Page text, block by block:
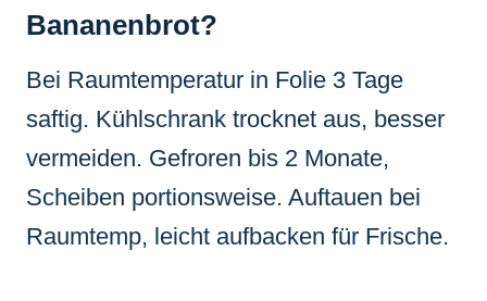
Bananenbrot?
Bei Raumtemperatur in Folie 3 Tage
saftig. Kühlschrank trocknet aus, besser
vermeiden. Gefroren bis 2 Monate,
Scheiben portionsweise. Auftauen bei
Raumtemp, leicht aufbacken für Frische.